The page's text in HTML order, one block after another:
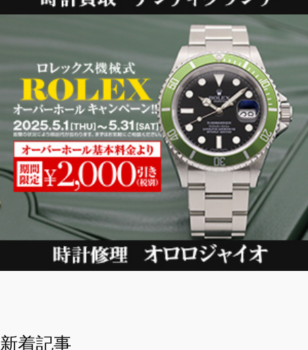
新着記事